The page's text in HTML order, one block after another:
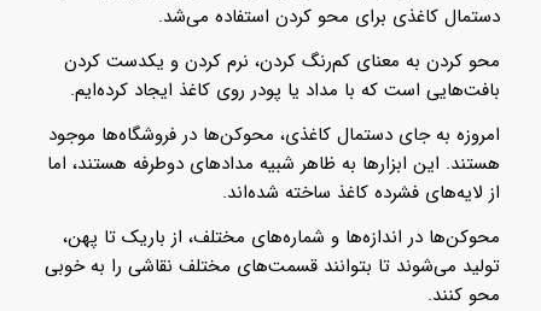
دستمال کاغذی برای محو کردن استفاده می‌شد.
محو کردن به معنای کم‌رنگ کردن، نرم کردن و یکدست کردن
بافت‌هایی است که با مداد یا پودر روی کاغذ ایجاد کرده‌ایم.
امروزه به جای دستمال کاغذی، محوکن‌ها در فروشگاه‌ها موجود
هستند. این ابزارها به ظاهر شبیه مدادهای دوطرفه هستند، اما
از لایه‌های فشرده کاغذ ساخته شده‌اند.
محوکن‌ها در اندازه‌ها و شماره‌های مختلف، از باریک تا پهن،
تولید می‌شوند تا بتوانند قسمت‌های مختلف نقاشی را به خوبی
محو کنند.